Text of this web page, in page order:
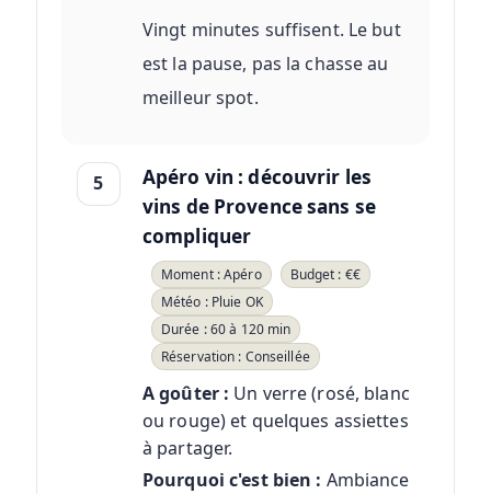
Vingt minutes suffisent. Le but
est la pause, pas la chasse au
meilleur spot.
5
Apéro vin : découvrir les
vins de Provence sans se
compliquer
Moment : Apéro
Budget : €€
Météo : Pluie OK
Durée : 60 à 120 min
Réservation : Conseillée
A goûter : Un verre (rosé, blanc
ou rouge) et quelques assiettes
à partager.
Pourquoi c'est bien : Ambiance